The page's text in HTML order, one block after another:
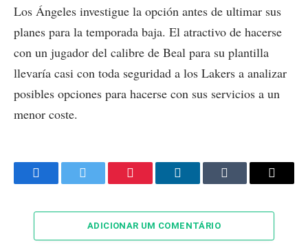
Los Ángeles investigue la opción antes de ultimar sus
planes para la temporada baja. El atractivo de hacerse
con un jugador del calibre de Beal para su plantilla
llevaría casi con toda seguridad a los Lakers a analizar
posibles opciones para hacerse con sus servicios a un
menor coste.
FacebookTwitter Pinterest LinkedInTumblr Email
ADICIONAR UM COMENTÁRIO